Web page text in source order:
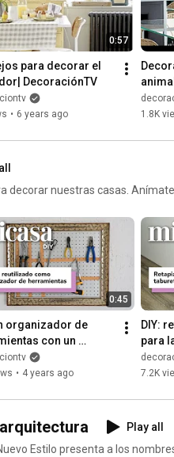
0:57
para decorar el
DecoraciónTV
• 6 years ago
1.8K
decorar nuestras casas.
0:45
organizador de
con un
DecoraciónTV
• 4 years ago
DIY:
para
7.2K
Play all
Estilo presenta a los